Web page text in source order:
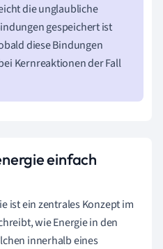
die unglaubliche
gespeichert ist
diese Bindungen
Kernreaktionen der Fall
einfach
ist ein zentrales Konzept im
wie Energie in den
innerhalb eines